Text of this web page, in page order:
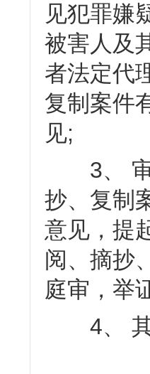
见犯罪嫌
被害人及
者法定代
复制案件
见;
3、 审
抄、复制
意见，提
阅、摘抄
庭审，举
4、 其